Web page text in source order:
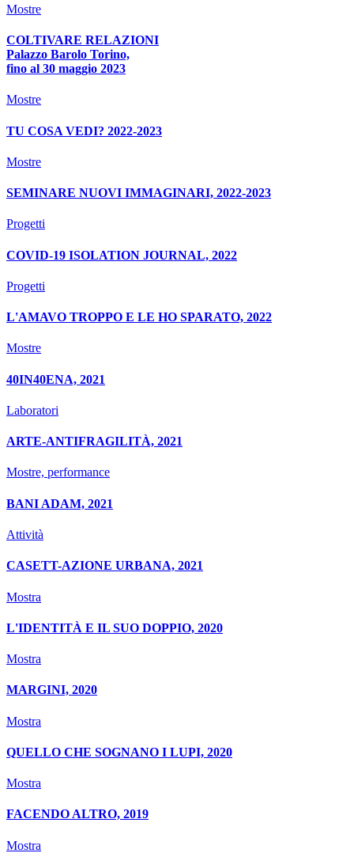
Mostre
COLTIVARE RELAZIONI
Palazzo Barolo Torino,
fino al 30 maggio 2023
Mostre
TU COSA VEDI? 2022-2023
Mostre
SEMINARE NUOVI IMMAGINARI, 2022-2023
Progetti
COVID-19 ISOLATION JOURNAL, 2022
Progetti
L'AMAVO TROPPO E LE HO SPARATO, 2022
Mostre
40IN40ENA, 2021
Laboratori
ARTE-ANTIFRAGILITÀ, 2021
Mostre, performance
BANI ADAM, 2021
Attività
CASETT-AZIONE URBANA, 2021
Mostra
L'IDENTITÀ E IL SUO DOPPIO, 2020
Mostra
MARGINI, 2020
Mostra
QUELLO CHE SOGNANO I LUPI, 2020
Mostra
FACENDO ALTRO, 2019
Mostra